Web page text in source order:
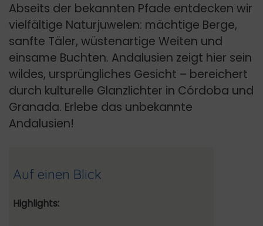
Abseits der bekannten Pfade entdecken wir
vielfältige Naturjuwelen: mächtige Berge,
sanfte Täler, wüstenartige Weiten und
einsame Buchten. Andalusien zeigt hier sein
wildes, ursprüngliches Gesicht – bereichert
durch kulturelle Glanzlichter in Córdoba und
Granada. Erlebe das unbekannte
Andalusien!
Auf einen Blick
Highlights: